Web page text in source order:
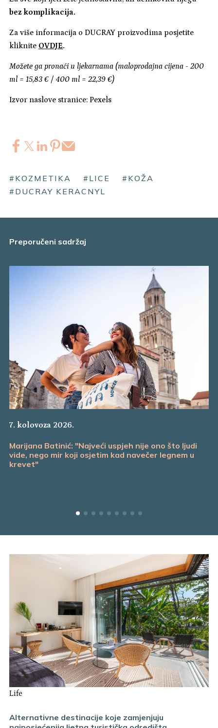
bez komplikacija.
Za više informacija o DUCRAY proizvodima posjetite
kliknite OVDJE.
Možete ga pronaći u ljekarnama (maloprodajna cijena - 200
ml = 15,83 € / 400 ml = 22,39 €)
Izvor naslove stranice: Pexels
#KOZMETIKA #LICE
#KOŽA
#DUCRAY KERACNYL
Preporučeni sadržaj
7. kolovoza 2026.
Marijana Batinić: "Najveći uspjeh nije ono što ljudi
vide, nego mir koji osjetim kad navečer legnem u
krevet"
Life
Alternativne destinacije koje zamjenjuju